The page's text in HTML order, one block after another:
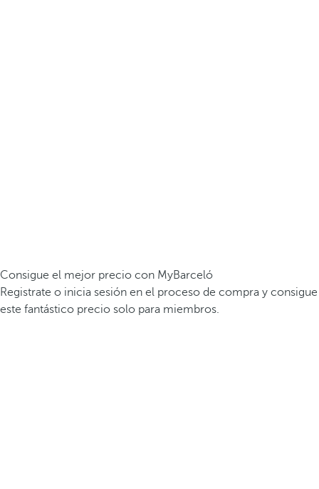
Consigue el mejor precio con MyBarceló
Registrate o inicia sesión en el proceso de compra y consigue
este fantástico precio solo para miembros.